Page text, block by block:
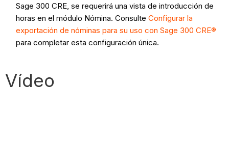
Sage 300 CRE, se requerirá una vista de introducción de
horas en el módulo Nómina. ConsulteConfigurar la
exportación de nóminas para su uso con Sage 300 CRE®
para completar esta configuración única.
Vídeo